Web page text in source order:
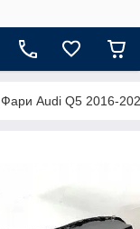
Фари Audi Q5 2016-